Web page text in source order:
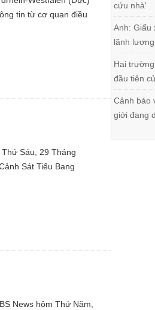
tin từ cơ quan điều
Sáu, 29 Tháng
Sát Tiểu Bang
News hôm Thứ Năm,
cứu nhà'
Anh: Giấu
lãnh
Hai
đầu tiên
Cảnh báo
giới đang